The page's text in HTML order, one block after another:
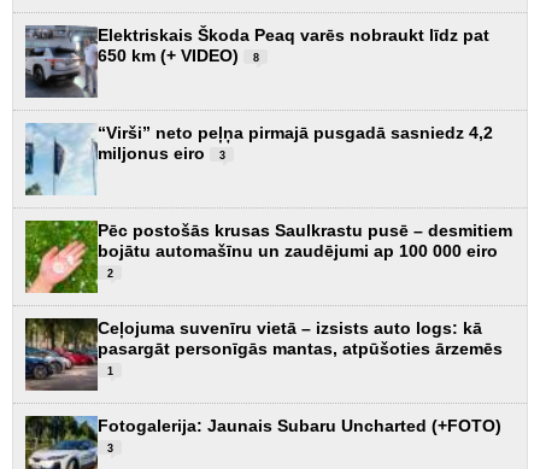
Elektriskais Škoda Peaq varēs nobraukt līdz pat
650 km (+ VIDEO)
8
“Virši” neto peļņa pirmajā pusgadā sasniedz 4,2
miljonus eiro
3
Pēc postošās krusas Saulkrastu pusē – desmitiem
bojātu automašīnu un zaudējumi ap 100 000 eiro
2
Ceļojuma suvenīru vietā – izsists auto logs: kā
pasargāt personīgās mantas, atpūšoties ārzemēs
1
Fotogalerija: Jaunais Subaru Uncharted (+FOTO)
3